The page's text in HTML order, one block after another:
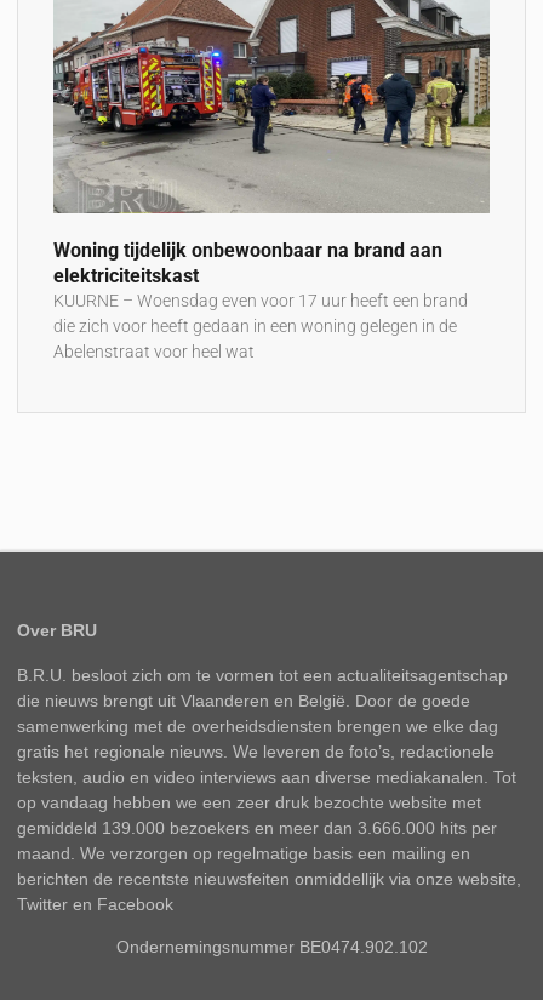
Woning tijdelijk onbewoonbaar na brand aan
elektriciteitskast
KUURNE – Woensdag even voor 17 uur heeft een brand
die zich voor heeft gedaan in een woning gelegen in de
Abelenstraat voor heel wat
Over BRU
B.R.U. besloot zich om te vormen tot een actualiteitsagentschap
die nieuws brengt uit Vlaanderen en België. Door de goede
samenwerking met de overheidsdiensten brengen we elke dag
gratis het regionale nieuws. We leveren de foto’s, redactionele
teksten, audio en video interviews aan diverse mediakanalen. Tot
op vandaag hebben we een zeer druk bezochte website met
gemiddeld 139.000 bezoekers en meer dan 3.666.000 hits per
maand. We verzorgen op regelmatige basis een mailing en
berichten de recentste nieuwsfeiten onmiddellijk via onze website,
Twitter en Facebook
Ondernemingsnummer BE0474.902.102